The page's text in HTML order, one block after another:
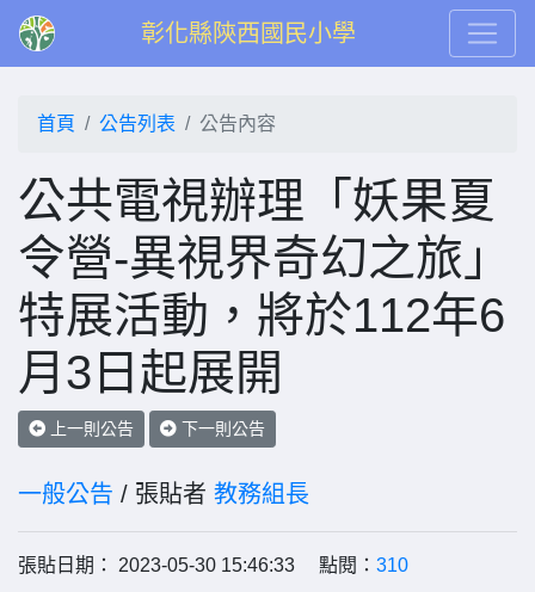
彰化縣陝西國民小學
首頁 公告列表 公告內容
公共電視辦理「妖果夏
令營-異視界奇幻之旅」
特展活動，將於112年6
月3日起展開
上一則公告 下一則公告
一般公告 / 張貼者 教務組長
張貼日期： 2023-05-30 15:46:33 點閱： 310